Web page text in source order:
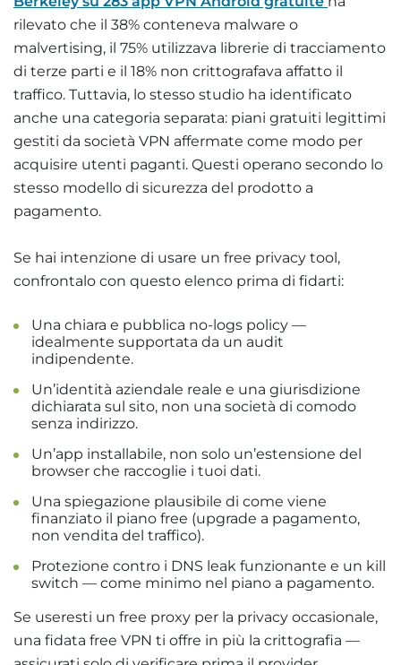
rilevato che il 38% conteneva malware o
malvertising, il 75% utilizzava librerie di tracciamento
di terze parti e il 18% non crittografava affatto il
traffico. Tuttavia, lo stesso studio ha identificato
anche una categoria separata: piani gratuiti legittimi
gestiti da società VPN affermate come modo per
acquisire utenti paganti. Questi operano secondo lo
stesso modello di sicurezza del prodotto a
pagamento.
Se hai intenzione di usare un free privacy tool,
confrontalo con questo elenco prima di fidarti:
Una chiara e pubblica no-logs policy —
idealmente supportata da un audit
indipendente.
Un’identità aziendale reale e una giurisdizione
dichiarata sul sito, non una società di comodo
senza indirizzo.
Un’app installabile, non solo un’estensione del
browser che raccoglie i tuoi dati.
Una spiegazione plausibile di come viene
finanziato il piano free (upgrade a pagamento,
non vendita del traffico).
Protezione contro i DNS leak funzionante e un kill
switch — come minimo nel piano a pagamento.
Se useresti un free proxy per la privacy occasionale,
una fidata free VPN ti offre in più la crittografia —